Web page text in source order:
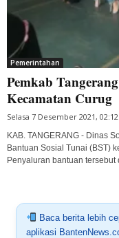
Pemerintahan
Pemkab
Kecamatan Curug
Selasa 7 Desember 2021, 02:12
KAB. TANGERANG - Dinas
Bantuan Sosial Tunai (BST)
Penyaluran bantuan tersebut
Baca berita lebih
aplikasi